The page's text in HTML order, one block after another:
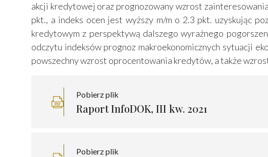
akcji kredytowej oraz prognozowany wzrost
pkt., a indeks ocen jest wyższy m/m o 2.3 pkt. uzyskując
kredytowym z perspektywą dalszego wyraźnego
odczytu indeksów prognoz makroekonomicznych sytuacji
powszechny wzrost oprocentowania kredytów, a także
Pobierz plik
Raport InfoDOK, III kw. 2021
Pobierz plik